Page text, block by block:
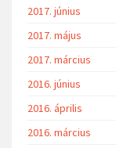
2017. június
2017. május
2017. március
2016. június
2016. április
2016. március